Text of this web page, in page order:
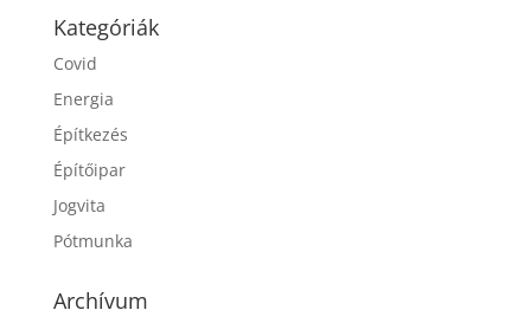
Kategóriák
Covid
Energia
Építkezés
Építőipar
Jogvita
Pótmunka
Archívum